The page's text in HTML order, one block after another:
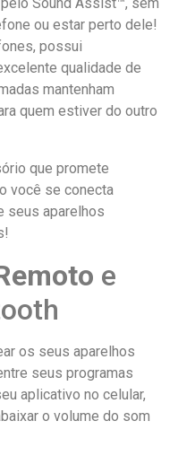
Sound Assist™, sem
ou estar perto dele!
possui
qualidade de
mantenham
quem estiver do outro
e
os seus aparelhos
seus programas
aplicativo no celular,
o volume do som